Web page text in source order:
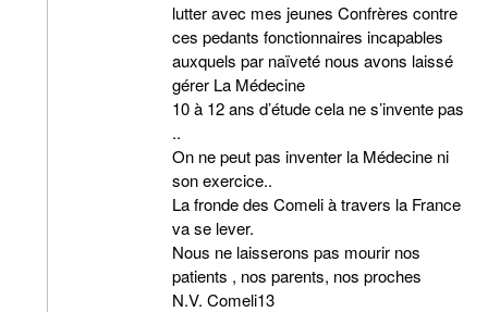
lutter avec mes jeunes Confrères contre
ces pedants fonctionnaires incapables
auxquels par naïveté nous avons laissé
gérer La Médecine
10 à 12 ans d’étude cela ne s’invente pas
..
On ne peut pas inventer la Médecine ni
son exercice..
La fronde des Comeli à travers la France
va se lever.
Nous ne laisserons pas mourir nos
patients , nos parents, nos proches
N.V. Comeli13